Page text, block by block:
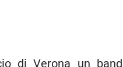
di Verona un